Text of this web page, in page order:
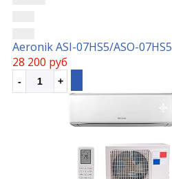
Aeronik ASI-07HS5/ASO-07HS5
28 200 руб